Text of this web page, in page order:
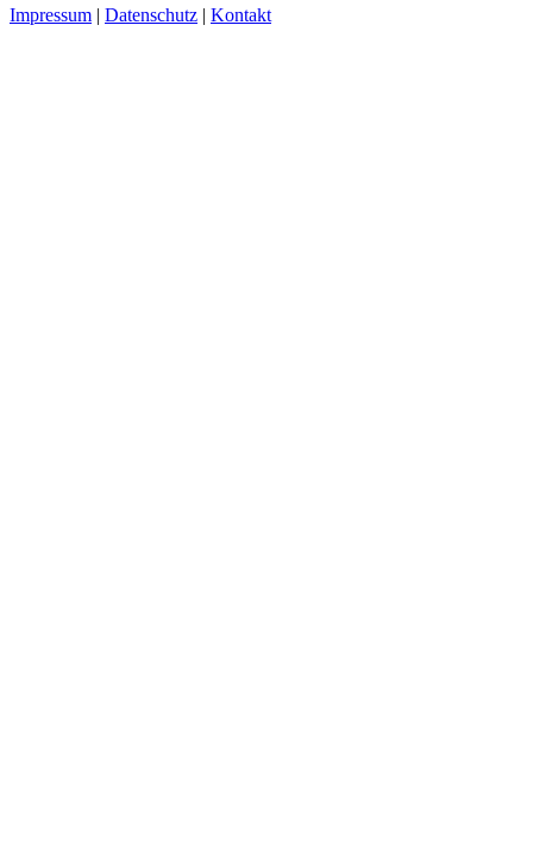
Impressum | Datenschutz | Kontakt